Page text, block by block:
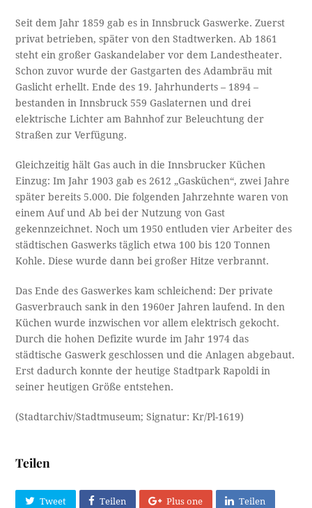
Seit dem Jahr 1859 gab es in Innsbruck Gaswerke. Zuerst
privat betrieben, später von den Stadtwerken. Ab 1861
steht ein großer Gaskandelaber vor dem Landestheater.
Schon zuvor wurde der Gastgarten des Adambräu mit
Gaslicht erhellt. Ende des 19. Jahrhunderts – 1894 –
bestanden in Innsbruck 559 Gaslaternen und drei
elektrische Lichter am Bahnhof zur Beleuchtung der
Straßen zur Verfügung.
Gleichzeitig hält Gas auch in die Innsbrucker Küchen
Einzug: Im Jahr 1903 gab es 2612 „Gasküchen“, zwei Jahre
später bereits 5.000. Die folgenden Jahrzehnte waren von
einem Auf und Ab bei der Nutzung von Gast
gekennzeichnet. Noch um 1950 entluden vier Arbeiter des
städtischen Gaswerks täglich etwa 100 bis 120 Tonnen
Kohle. Diese wurde dann bei großer Hitze verbrannt.
Das Ende des Gaswerkes kam schleichend: Der private
Gasverbrauch sank in den 1960er Jahren laufend. In den
Küchen wurde inzwischen vor allem elektrisch gekocht.
Durch die hohen Defizite wurde im Jahr 1974 das
städtische Gaswerk geschlossen und die Anlagen abgebaut.
Erst dadurch konnte der heutige Stadtpark Rapoldi in
seiner heutigen Größe entstehen.
(Stadtarchiv/Stadtmuseum; Signatur: Kr/Pl-1619)
Teilen
Tweet Teilen Plus one Teilen